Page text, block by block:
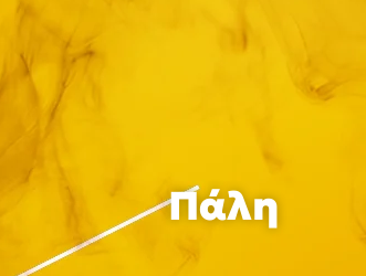
Πάλη